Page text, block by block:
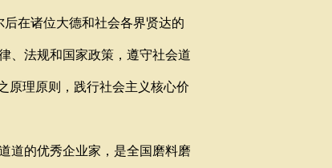
在诸位大德和社会各界贤达的
、法规和国家政策，遵守社会道
原理原则，践行社会主义核心价
道的优秀企业家，是全国磨料磨